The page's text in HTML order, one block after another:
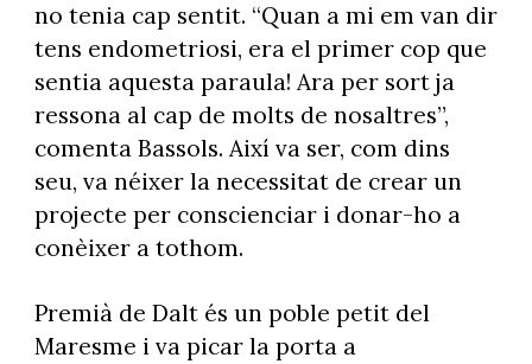
no tenia cap sentit. “Quan a mi em van dir
tens endometriosi, era el primer cop que
sentia aquesta paraula! Ara per sort ja
ressona al cap de molts de nosaltres”,
comenta Bassols. Així va ser, com dins
seu, va néixer la necessitat de crear un
projecte per conscienciar i donar-ho a
conèixer a tothom.
Premià de Dalt és un poble petit del
Maresme i va picar la porta a